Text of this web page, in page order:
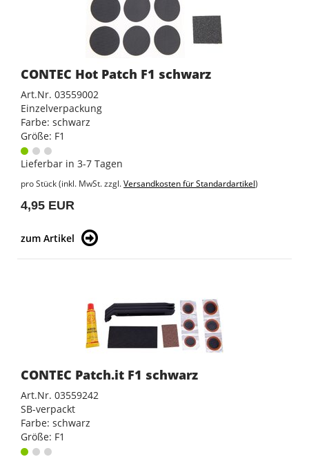
CONTEC Hot Patch F1 schwarz
Art.Nr. 03559002
Einzelverpackung
Farbe: schwarz
Größe: F1
Lieferbar in 3-7 Tagen
pro Stück (inkl. MwSt. zzgl.Versandkosten für Standardartikel)
4,95 EUR
zum Artikel
CONTEC Patch.it F1 schwarz
Art.Nr. 03559242
SB-verpackt
Farbe: schwarz
Größe: F1